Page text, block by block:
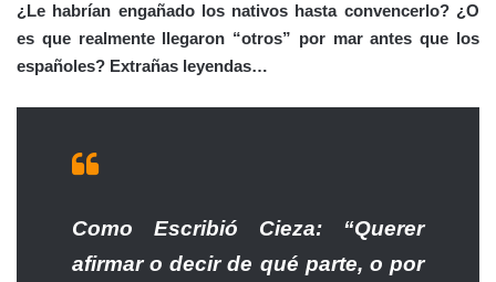
¿Le habrían engañado los nativos hasta convencerlo? ¿O
es que realmente llegaron “otros” por mar antes que los
españoles? Extrañas leyendas…
Como Escribió Cieza: “Querer
afirmar o decir de qué parte, o por